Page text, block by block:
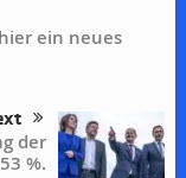
ein neues
der
%.